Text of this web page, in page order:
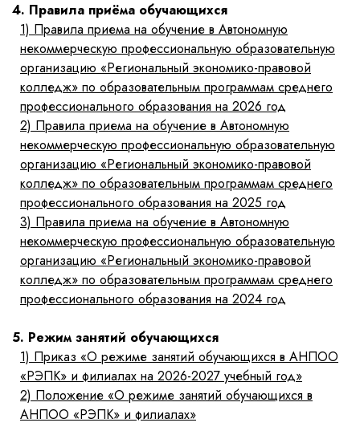
4. Правила приёма обучающихся
1) Правила приема на обучение в Автономную
некоммерческую профессиональную образовательную
организацию «Региональный экономико-правовой
колледж» по образовательным программам среднего
профессионального образования на 2026 год
2) Правила приема на обучение в Автономную
некоммерческую профессиональную образовательную
организацию «Региональный экономико-правовой
колледж» по образовательным программам среднего
профессионального образования на 2025 год
3) Правила приема на обучение в Автономную
некоммерческую профессиональную образовательную
организацию «Региональный экономико-правовой
колледж» по образовательным программам среднего
профессионального образования на 2024 год
5. Режим занятий обучающихся
1) Приказ «О режиме занятий обучающихся в АНПОО
«РЭПК» и филиалах на 2026-2027 учебный год»
2) Положение «О режиме занятий обучающихся в
АНПОО «РЭПК» и филиалах»